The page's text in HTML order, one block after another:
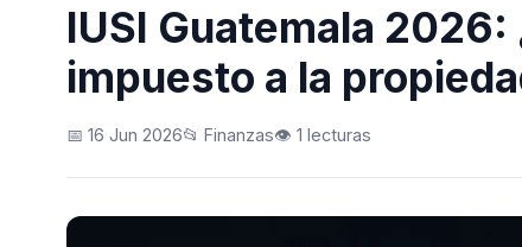
IUSI Guatemala
impuesto a la
📅 16 Jun 2026📂 Finanzas👁️ 1 lecturas